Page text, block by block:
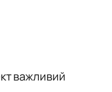
важливий